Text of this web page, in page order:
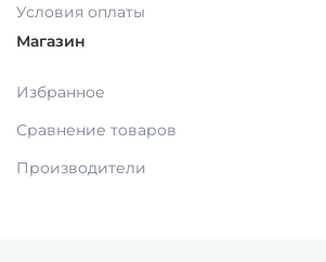
Условия оплаты
Магазин
Избранное
Сравнение товаров
Производители